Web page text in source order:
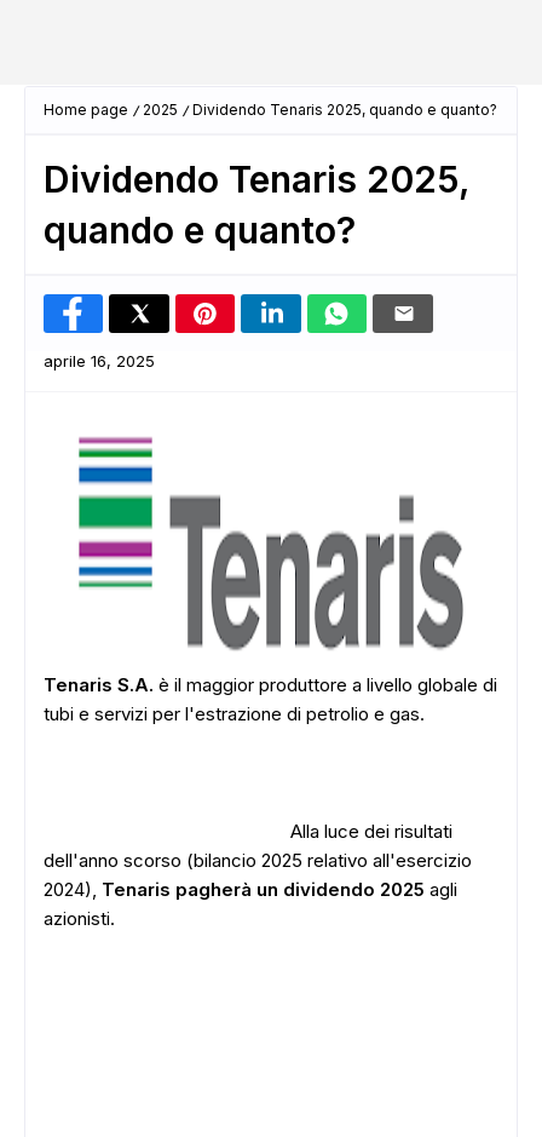
Home page 2025 Dividendo Tenaris 2025, quando e quanto?
Dividendo Tenaris 2025,
quando e quanto?
aprile 16, 2025
Tenaris S.A. è il maggior produttore a livello globale di
tubi e servizi per l'estrazione di petrolio e gas.
Alla luce dei risultati
dell'anno scorso (bilancio 2025 relativo all'esercizio
2024), Tenaris pagherà un dividendo 2025 agli
azionisti.